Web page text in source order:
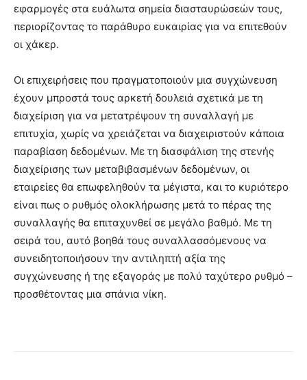
εφαρμογές στα ευάλωτα σημεία διασταυρώσεών τους,
περιορίζοντας το παράθυρο ευκαιρίας για να επιτεθούν
οι χάκερ.
Οι επιχειρήσεις που πραγματοποιούν μια συγχώνευση
έχουν μπροστά τους αρκετή δουλειά σχετικά με τη
διαχείριση για να μετατρέψουν τη συναλλαγή με
επιτυχία, χωρίς να χρειάζεται να διαχειριστούν κάποια
παραβίαση δεδομένων. Με τη διασφάλιση της στενής
διαχείρισης των μεταβιβασμένων δεδομένων, οι
εταιρείες θα επωφεληθούν τα μέγιστα, και το κυριότερο
είναι πως ο ρυθμός ολοκλήρωσης μετά το πέρας της
συναλλαγής θα επιταχυνθεί σε μεγάλο βαθμό. Με τη
σειρά του, αυτό βοηθά τους συναλλασσόμενους να
συνειδητοποιήσουν την αντιληπτή αξία της
συγχώνευσης ή της εξαγοράς με πολύ ταχύτερο ρυθμό –
προσθέτοντας μια σπάνια νίκη.